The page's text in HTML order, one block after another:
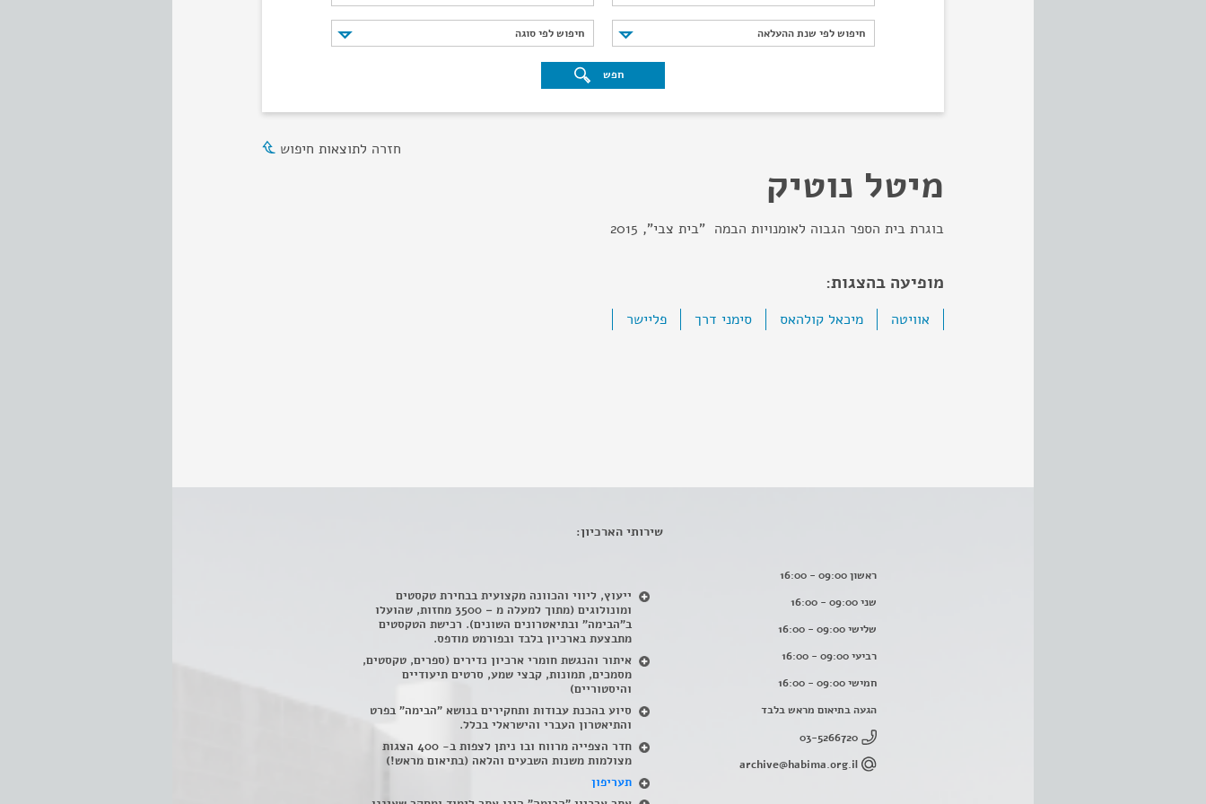
חיפוש לפי שנת ההעלאה
חיפוש לפי שנת ההעלאה חיפוש לפי סוגה
חיפוש לפי סוגה
חפש
חזרה לתוצאות חיפוש
מיטל נוטיק
בוגרת בית הספר הגבוה לאומנויות הבמה "בית צבי", 2015
מופיעה בהצגות:
אוויטה מיכאל קולהאס סימני דרך פליישר
ראשון 09:00 - 16:00
שני 09:00 - 16:00
שלישי 09:00 - 16:00
רביעי 09:00 - 16:00
חמישי 09:00 - 16:00
הגעה בתיאום מראש בלבד
03-5266720
archive@habima.org.il
שירותי הארכיון:
ייעוץ, ליווי והכוונה מקצועית בבחירת טקסטים
ומונולוגים (מתוך למעלה מ – 3500 מחזות, שהועלו
ב"הבימה" ובתיאטרונים השונים). רכישת הטקסטים
מתבצעת בארכיון בלבד ובפורמט מודפס.
איתור והנגשת חומרי ארכיון נדירים (ספרים, טקסטים,
מסמכים, תמונות, קבצי שמע, סרטים תיעודיים
והיסטוריים)
סיוע בהכנת עבודות ותחקירים בנושא "הבימה" בפרט
והתיאטרון העברי והישראלי בכלל.
חדר הצפייה מרווח ובו ניתן לצפות ב- 400 הצגות
מצולמות משנות השבעים והלאה (בתיאום מראש!)
תעריפון